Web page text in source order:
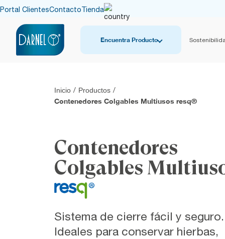
Portal ClientesContactoTienda
Encuentra Producto
Inicio / Productos /
Contenedores Colgables Multiusos resq®
Contenedores
Colgables
Sistema de cierre fácil y seguro.
Ideales para conservar hierbas,